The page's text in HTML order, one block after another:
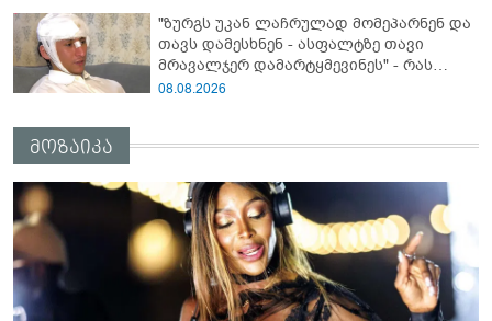
"ზურგს უკან ლაჩრულად მომეპარნენ და
თავს დამესხნენ - ასფალტზე თავი
მრავალჯერ დამარტყმევინეს" - რას
ჰყვება კურიერი, რომელსაც
08.08.2026
მოზაიკა